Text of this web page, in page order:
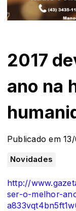
2017
ano na
Publicado em
Novidades
http://
ser-o-melhor-